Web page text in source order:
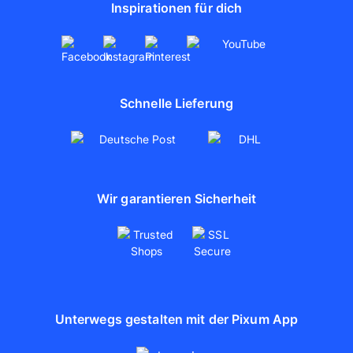
Inspirationen für dich
Schnelle Lieferung
Wir garantieren Sicherheit
Unterwegs gestalten mit der Pixum App